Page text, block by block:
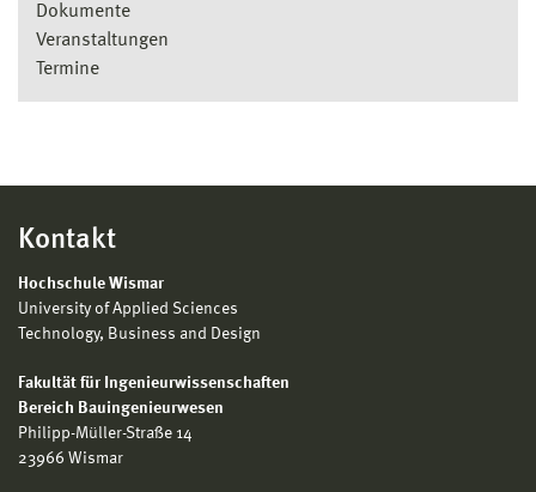
Dokumente
Veranstaltungen
Termine
Kontakt
Hochschule Wismar
University of Applied Sciences
Technology, Business and Design
Fakultät für Ingenieurwissenschaften
Bereich Bauingenieurwesen
Philipp-Müller-Straße 14
23966 Wismar